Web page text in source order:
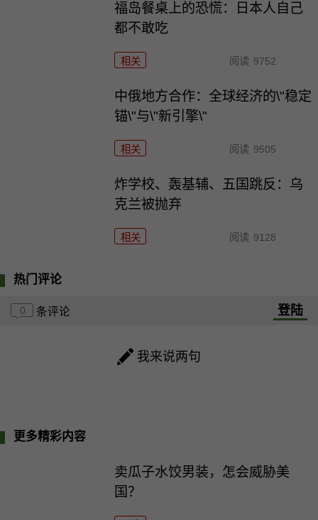
福岛餐桌上的恐慌：日本人自己
都不敢吃
相关 阅读 9752
中俄地方合作：全球经济的\"稳定
锚\"与\"新引擎\"
相关 阅读 9505
炸学校、轰基辅、五国跳反：乌
克兰被抛弃
相关 阅读 9128
热门评论
0 条评论 登陆
我来说两句
更多精彩内容
卖瓜子水饺男装，怎会威胁美
国？